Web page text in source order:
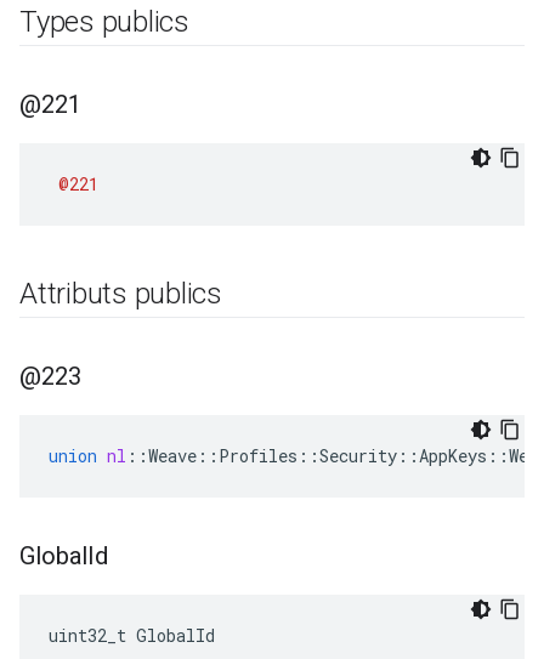
Types publics
@221
@221
Attributs publics
@223
union nl ::Weave :: Profiles ::Security ::AppKeys ::
GlobalId
uint32_t GlobalId